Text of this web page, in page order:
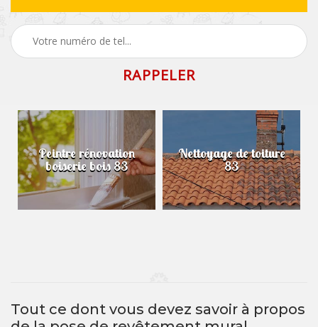
Peintre rénovation
boiserie bois 83
Nettoyage de toiture
83
Tout ce dont vous devez savoir à propos